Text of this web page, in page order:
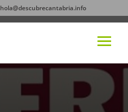
hola@descubrecantabria.info